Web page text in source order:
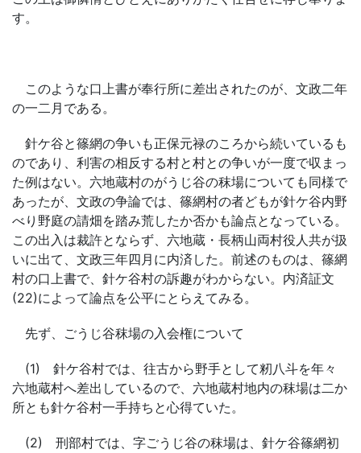
す。
このような口上書が奉行所に差出されたのが、文政二年
の一二月である。
針ケ谷と篠網の争いも正保元禄のころから続いているも
のであり、利害の相反する村と村との争いが一度で収まっ
た例はない。六地蔵村のがうじ谷の秣場についても同様で
あったが、文政の争論では、篠網村の者どもが針ケ谷内野
べり野庭の請畑を踏み荒したか否かも論点となっている。
この出入は裁許とならず、六地蔵・長柄山両村役人共が扱
いに出て、文政三年四月に内済した。前述のものは、篠網
村の口上書で、針ケ谷村の訴趣がわからない。内済証文
(22)によって論点を公平にとらえてみる。
先ず、ごうじ谷秣場の入会権について
(1) 針ケ谷村では、往古から野手として籾八斗を年々
六地蔵村へ差出しているので、六地蔵村地内の秣場は二か
所とも針ケ谷村一手持ちと心得ていた。
(2) 刑部村では、字ごうじ谷の秣場は、針ケ谷篠網初